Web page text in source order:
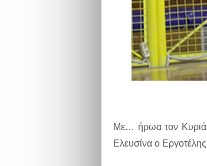
Με… ήρωα τον
Ελευσίνα ο Εργοτέλης